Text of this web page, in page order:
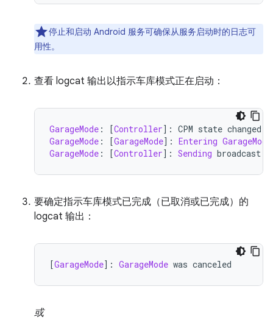
停止和启动 Android 服务可确保从服务启动时的日志可
用性。
查看 logcat 输出以指示车库模式正在启动：
GarageMode : [Controller]: CPM state changed to
GarageMode : [GarageMode]: Entering GarageMode
GarageMode : [Controller]: Sending broadcast
要确定指示车库模式已完成（已取消或已完成）的
logcat 输出：
[GarageMode]: GarageMode was canceled
或